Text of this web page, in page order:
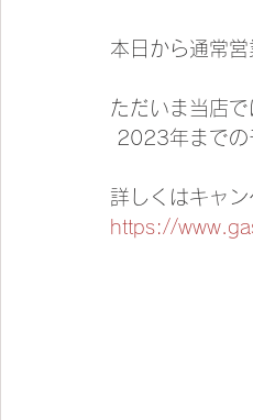
本日から通常
ただいま当店
2023年までの
詳しくはキャ
https://